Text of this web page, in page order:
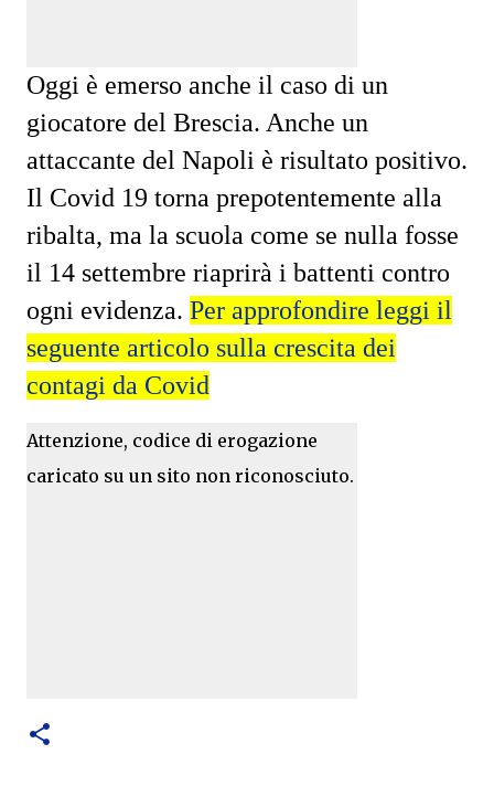
Oggi è emerso anche il caso di un
giocatore del Brescia. Anche un
attaccante del Napoli è risultato positivo.
Il Covid 19 torna prepotentemente alla
ribalta, ma la scuola come se nulla fosse
il 14 settembre riaprirà i battenti contro
ogni evidenza. Per approfondire leggi il
seguente articolo sulla crescita dei
contagi da Covid
Attenzione, codice di erogazione
caricato su un sito non riconosciuto.